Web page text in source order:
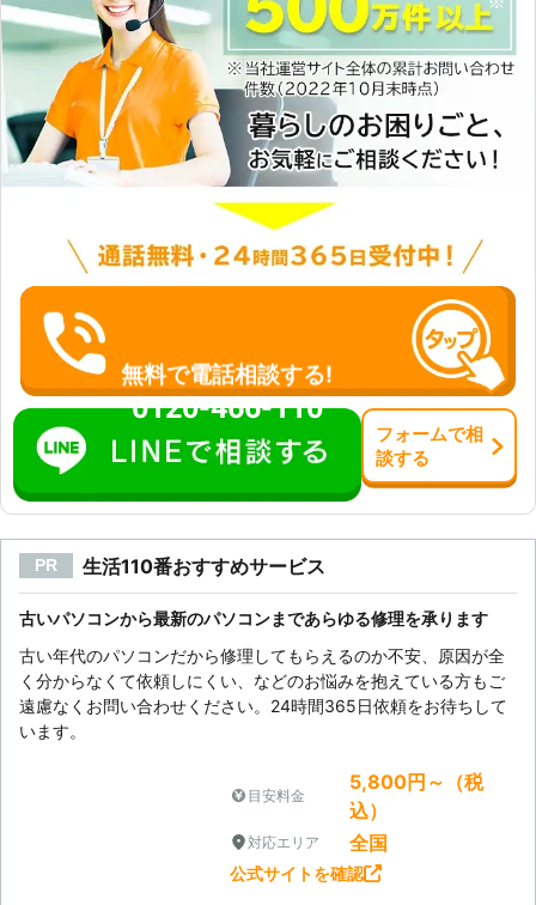
無料で電話相談する!
0120-466-110
フォームで相
談する
PR 生活110番おすすめサービス
古いパソコンから最新のパソコンまであらゆる修理を承ります
古い年代のパソコンだから修理してもらえるのか不安、原因が全
く分からなくて依頼しにくい、などのお悩みを抱えている方もご
遠慮なくお問い合わせください。24時間365日依頼をお待ちして
います。
目安料金
5,800円～（税
込）
対応エリア 全国
公式サイトを確認